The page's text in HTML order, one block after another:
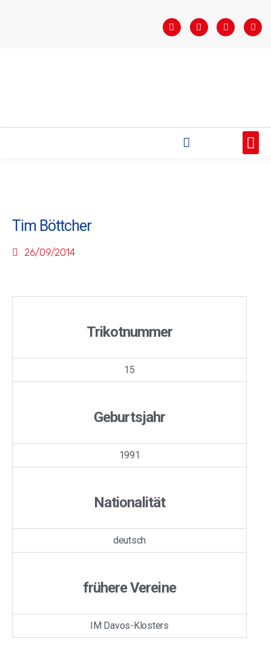
Tim Böttcher
26/09/2014
Trikotnummer
15
Geburtsjahr
1991
Nationalität
deutsch
frühere Vereine
IM Davos-Klosters